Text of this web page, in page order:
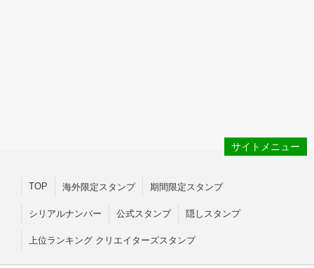
サイトメニュー
TOP 海外限定スタンプ 期間限定スタンプ
シリアルナンバー 公式スタンプ 隠しスタンプ
上位ランキング クリエイターズスタンプ